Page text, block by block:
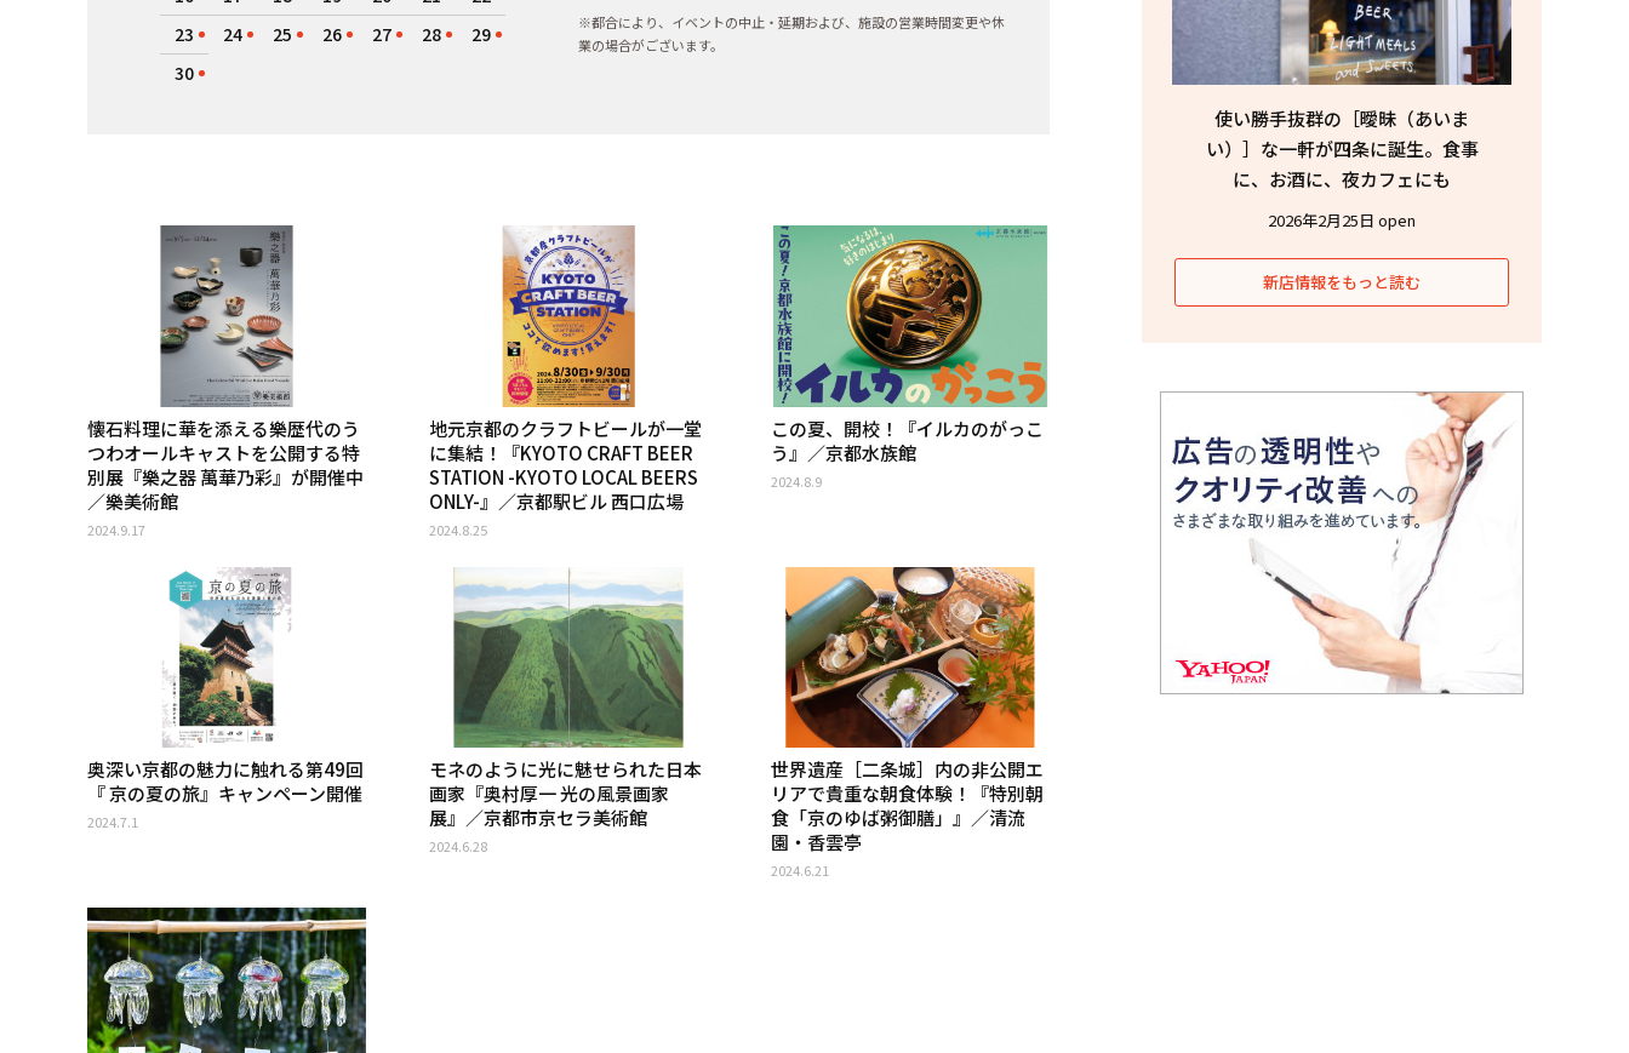
23
24 25 26 27 28
29
30
※都合により、イベントの中止・延期および、施設の営業時間変更や休
業の場合がございます。
懐石料理に華を添える樂歴代のう
つわオールキャストを公開する特
別展『樂之器 萬華乃彩』が開催中
／樂美術館
2024.9.17
地元京都のクラフトビールが一堂
に集結！『KYOTO CRAFT BEER
STATION -KYOTO LOCAL BEERS
ONLY-』／京都駅ビル 西口広場
2024.8.25
この夏、開校！『イルカのがっこ
う』／京都水族館
2024.8.9
奥深い京都の魅力に触れる第49回
『 京の夏の旅』キャンペーン開催
2024.7.1
モネのように光に魅せられた日本
画家『奥村厚一 光の風景画家
展』／京都市京セラ美術館
2024.6.28
世界遺産［二条城］内の非公開エ
リアで貴重な朝食体験！『特別朝
食「京のゆば粥御膳」』／清流
園・香雲亭
2024.6.21
使い勝手抜群の［曖昧（あいま
い）］な一軒が四条に誕生。食事
に、お酒に、夜カフェにも
2026年2月25日 open
新店情報をもっと読む